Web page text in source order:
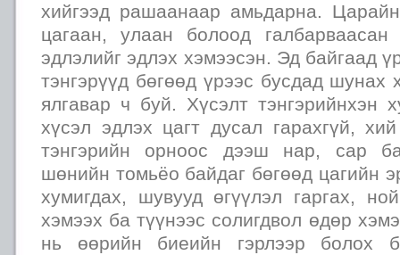
хийгээд рашаанаар амьдарна.
цагаан, улаан болоод
эдлэлийг эдлэх хэмээсэн. Эд байгаад
тэнгэрүүд бөгөөд үрээс бусдад шунах
ялгавар ч буй. Хүсэлт тэнгэрийнхэн
хүсэл эдлэх цагт дусал гарахгүй,
тэнгэрийн орноос дээш нар, сар
шөнийн томьёо байдаг бөгөөд цагийн
хумигдах, шувууд өгүүлэл гаргах,
хэмээх ба түүнээс солигдвол өдөр
нь өөрийн биеийн гэрлээр болох